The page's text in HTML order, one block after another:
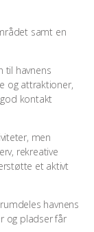
samt en
til havnens
og attraktioner,
kontakt
men
rekreative
et aktivt
havnens
og pladser får